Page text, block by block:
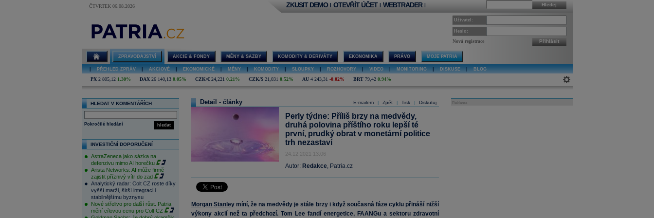
ČTVRTEK 06.08.2026 Hledej
ZKUSIT DEMO | OTEVŘÍT ÚČET | WEBTRADER |
Uživatel:
Heslo:
Nová registrace Přihlásit
ZPRAVODAJSTVÍ AKCIE & FONDY MĚNY & SAZBY KOMODITY & DERIVÁTY EKONOMIKA PRÁVO MOJE PATRIA
PŘEHLED ZPRÁV AKCIOVÉ EKONOMICKÉ MĚNY KOMODITY SLOUPKY ROZHOVORY VIDEO MONITORING DISKUSE BLOG
PX 2 805,12 1,30% DAX 26 140,13 0,05% CZK/€ 24,221 0,21% CZK/$ 21,031 0,52% AU 4 243,31 -0,02% BRT 79,42 0,94%
HLEDAT V KOMENTÁŘÍCH
hledat
Pokročilé hledání
INVESTIČNÍ DOPORUČENÍ
AstraZeneca jako sázka na
defenzivu mimo AI horečku
Arista Networks: AI může firmě
zajistit příznivý vítr do zad
Analytický radar: Colt CZ roste díky
vyšší marži, širší integraci i
stabilnějšímu byznysu
Nové střelivo pro další růst. Patria
mění cílovou cenu pro Colt CZ
E-mailem Zpět Tisk Diskutuj
Detail - články
Perly týdne: Příliš brzy na medvědy,
druhá polovina příštího roku lepší té
první, prudký obrat v monetární politice
trh nezastaví
24.12.2021 13:06
Autor: Redakce, Patria.cz
Morgan Stanleymíní, že na medvědy je stále brzy i když současná fáze cyklu přináší nižší
výkony akcií než ta předchozí. Tom Lee fandí energetice, FAANGu a sektoru zdravotní
Reklama